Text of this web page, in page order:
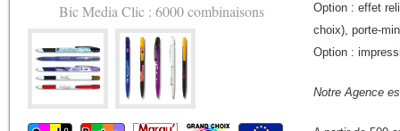
Bic Media Clic : 6000 combinaisons
Option : effet
choix), porte-
Option :
Notre Agence